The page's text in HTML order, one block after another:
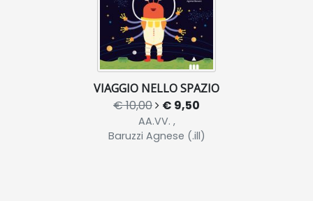
VIAGGIO NELLO SPAZIO
€ 10,00 € 9,50
AA.VV. ,
Baruzzi Agnese (.ill)